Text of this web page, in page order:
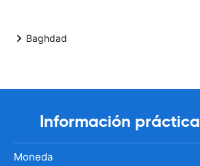
Baghdad
Información práctica
Moneda